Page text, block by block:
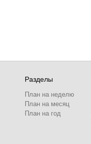
Разделы
План на неделю
План на месяц
План на год